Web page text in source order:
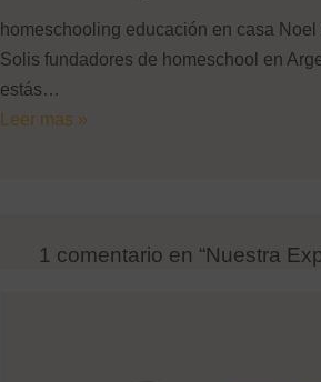
homeschooling educación en casa
Solis fundadores de homeschool en
estás…
Leer mas »
1 comentario en “Nuestra